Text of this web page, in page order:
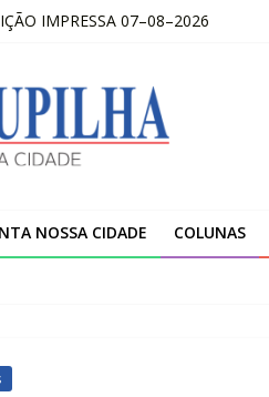
IMPRESSA 07–08–2026
é que ela esteja feliz”
08-2026 – LOJAS COLOMBO –
NOSSA CIDADE COLUNAS